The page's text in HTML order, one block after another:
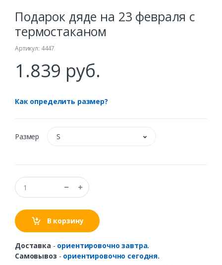
Подарок дяде на 23 февраля с
термостаканом
Артикул: 4447
1.839 руб.
Как определить размер?
Размер S
В корзину
Доставка - ориентировочно завтра.
Самовывоз - ориентировочно сегодня.